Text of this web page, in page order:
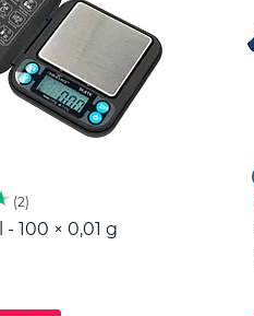
2
100 × 0,01 g